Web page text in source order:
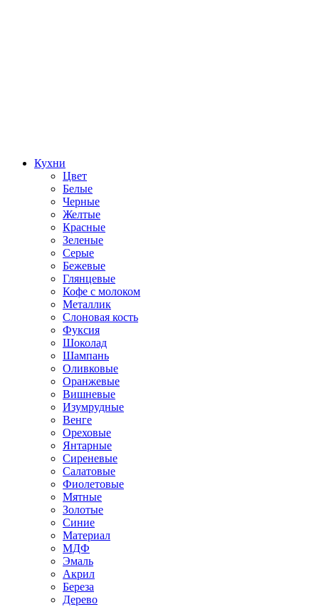
Кухни
Цвет
Белые
Черные
Желтые
Красные
Зеленые
Серые
Бежевые
Глянцевые
Кофе с молоком
Металлик
Слоновая кость
Фуксия
Шоколад
Шампань
Оливковые
Оранжевые
Вишневые
Изумрудные
Венге
Ореховые
Янтарные
Сиреневые
Салатовые
Фиолетовые
Мятные
Золотые
Синие
Материал
МДФ
Эмаль
Акрил
Береза
Дерево